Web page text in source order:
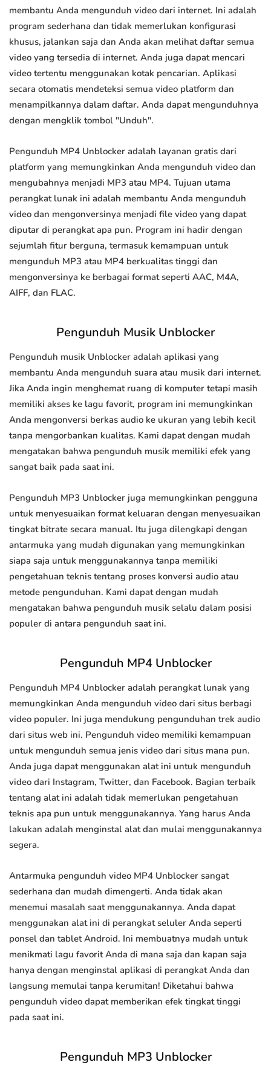
membantu Anda mengunduh video dari internet. Ini adalah
program sederhana dan tidak memerlukan konfigurasi
khusus, jalankan saja dan Anda akan melihat daftar semua
video yang tersedia di internet. Anda juga dapat mencari
video tertentu menggunakan kotak pencarian. Aplikasi
secara otomatis mendeteksi semua video platform dan
menampilkannya dalam daftar. Anda dapat mengunduhnya
dengan mengklik tombol "Unduh".
Pengunduh MP4 Unblocker adalah layanan gratis dari
platform yang memungkinkan Anda mengunduh video dan
mengubahnya menjadi MP3 atau MP4. Tujuan utama
perangkat lunak ini adalah membantu Anda mengunduh
video dan mengonversinya menjadi file video yang dapat
diputar di perangkat apa pun. Program ini hadir dengan
sejumlah fitur berguna, termasuk kemampuan untuk
mengunduh MP3 atau MP4 berkualitas tinggi dan
mengonversinya ke berbagai format seperti AAC, M4A,
AIFF, dan FLAC.
Pengunduh Musik Unblocker
Pengunduh musik Unblocker adalah aplikasi yang
membantu Anda mengunduh suara atau musik dari internet.
Jika Anda ingin menghemat ruang di komputer tetapi masih
memiliki akses ke lagu favorit, program ini memungkinkan
Anda mengonversi berkas audio ke ukuran yang lebih kecil
tanpa mengorbankan kualitas. Kami dapat dengan mudah
mengatakan bahwa pengunduh musik memiliki efek yang
sangat baik pada saat ini.
Pengunduh MP3 Unblocker juga memungkinkan pengguna
untuk menyesuaikan format keluaran dengan menyesuaikan
tingkat bitrate secara manual. Itu juga dilengkapi dengan
antarmuka yang mudah digunakan yang memungkinkan
siapa saja untuk menggunakannya tanpa memiliki
pengetahuan teknis tentang proses konversi audio atau
metode pengunduhan. Kami dapat dengan mudah
mengatakan bahwa pengunduh musik selalu dalam posisi
populer di antara pengunduh saat ini.
Pengunduh MP4 Unblocker
Pengunduh MP4 Unblocker adalah perangkat lunak yang
memungkinkan Anda mengunduh video dari situs berbagi
video populer. Ini juga mendukung pengunduhan trek audio
dari situs web ini. Pengunduh video memiliki kemampuan
untuk mengunduh semua jenis video dari situs mana pun.
Anda juga dapat menggunakan alat ini untuk mengunduh
video dari Instagram, Twitter, dan Facebook. Bagian terbaik
tentang alat ini adalah tidak memerlukan pengetahuan
teknis apa pun untuk menggunakannya. Yang harus Anda
lakukan adalah menginstal alat dan mulai menggunakannya
segera.
Antarmuka pengunduh video MP4 Unblocker sangat
sederhana dan mudah dimengerti. Anda tidak akan
menemui masalah saat menggunakannya. Anda dapat
menggunakan alat ini di perangkat seluler Anda seperti
ponsel dan tablet Android. Ini membuatnya mudah untuk
menikmati lagu favorit Anda di mana saja dan kapan saja
hanya dengan menginstal aplikasi di perangkat Anda dan
langsung memulai tanpa kerumitan! Diketahui bahwa
pengunduh video dapat memberikan efek tingkat tinggi
pada saat ini.
Pengunduh MP3 Unblocker